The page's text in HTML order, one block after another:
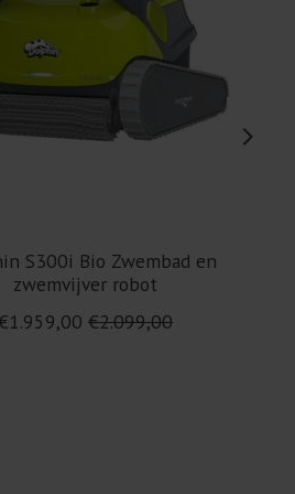
S300i Bio Zwembad en
zwemvijver robot
€1.959,00 €2.099,00